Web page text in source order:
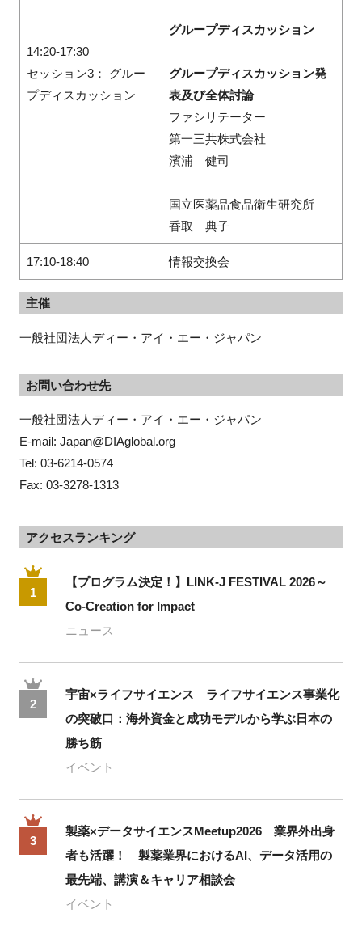
14:20-17:30
セッション3： グルー
プディスカッション
グループディスカッション
グループディスカッション発
表及び全体討論
ファシリテーター
第一三共株式会社
濱浦 健司
国立医薬品食品衛生研究所
香取 典子
17:10-18:40 情報交換会
主催
一般社団法人ディー・アイ・エー・ジャパン
お問い合わせ先
一般社団法人ディー・アイ・エー・ジャパン
E-mail: Japan@DIAglobal.org
Tel: 03-6214-0574
Fax: 03-3278-1313
アクセスランキング
1
【プログラム決定！】LINK-J FESTIVAL 2026～
Co-Creation for Impact
ニュース
2
宇宙×ライフサイエンス ライフサイエンス事業化
の突破口：海外資金と成功モデルから学ぶ日本の
勝ち筋
イベント
3
製薬×データサイエンスMeetup2026 業界外出身
者も活躍！ 製薬業界におけるAI、データ活用の
最先端、講演＆キャリア相談会
イベント